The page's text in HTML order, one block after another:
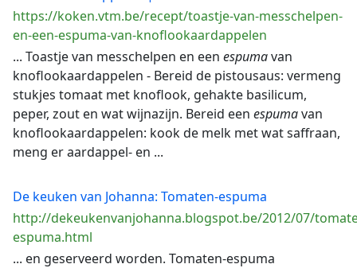
https://koken.vtm.be/recept/toastje-van-messchelpen-
en-een-espuma-van-knoflookaardappelen
... Toastje van messchelpen en een espumavan
knoflookaardappelen - Bereid de pistousaus: vermeng
stukjes tomaat met knoflook, gehakte basilicum,
peper, zout en wat wijnazijn. Bereid een espumavan
knoflookaardappelen: kook de melk met wat saffraan,
meng er aardappel- en ...
De keuken van Johanna: Tomaten-espuma
http://dekeukenvanjohanna.blogspot.be/2012/07/
espuma.html
... en geserveerd worden. Tomaten-espuma